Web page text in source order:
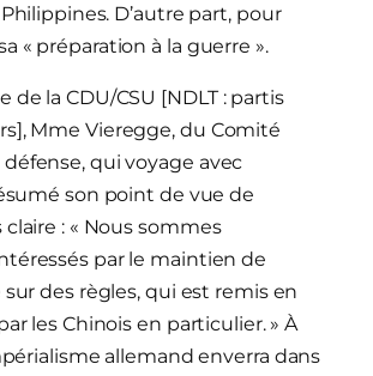
D’autre part, pour
« préparation à la guerre ».
de la CDU/CSU [NDLT : partis
Mme Vieregge, du Comité
qui voyage avec
son point de vue de
: « Nous sommes
par le maintien de
sur des règles, qui est remis en
les Chinois en particulier. » À
allemand enverra dans